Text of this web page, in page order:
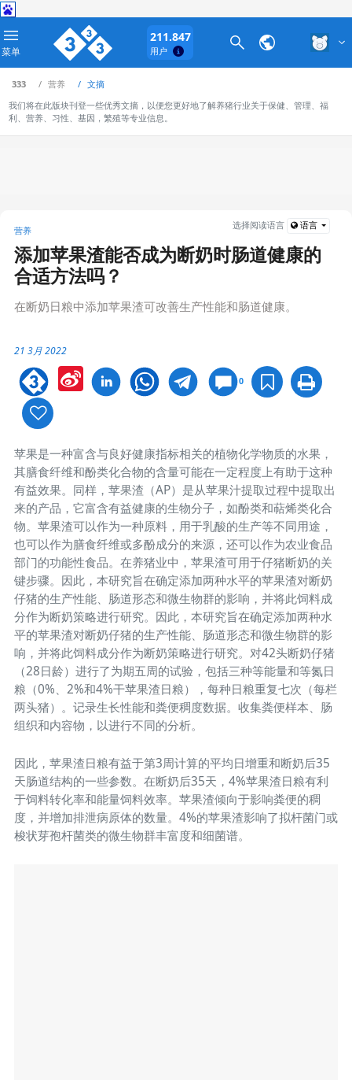
菜单
211.847
用户
333 营养
文摘
我们将在此版块刊登一些优秀文摘，以便您更好地了解养猪行业关于保健、管理、福
利、营养、习性、基因，繁殖等专业信息。
选择阅读语言 语言
营养
添加苹果渣能否成为断奶时肠道健康的
合适方法吗？
在断奶日粮中添加苹果渣可改善生产性能和肠道健康。
21 3月 2022
Sina
Weibo
0
苹果是一种富含与良好健康指标相关的植物化学物质的水果，
其膳食纤维和酚类化合物的含量可能在一定程度上有助于这种
有益效果。同样，苹果渣（AP）是从苹果汁提取过程中提取出
来的产品，它富含有益健康的生物分子，如酚类和萜烯类化合
物。苹果渣可以作为一种原料，用于乳酸的生产等不同用途，
也可以作为膳食纤维或多酚成分的来源，还可以作为农业食品
部门的功能性食品。在养猪业中，苹果渣可用于仔猪断奶的关
键步骤。因此，本研究旨在确定添加两种水平的苹果渣对断奶
仔猪的生产性能、肠道形态和微生物群的影响，并将此饲料成
分作为断奶策略进行研究。因此，本研究旨在确定添加两种水
平的苹果渣对断奶仔猪的生产性能、肠道形态和微生物群的影
响，并将此饲料成分作为断奶策略进行研究。对42头断奶仔猪
（28日龄）进行了为期五周的试验，包括三种等能量和等氮日
粮（0%、2%和4%干苹果渣日粮），每种日粮重复七次（每栏
两头猪）。记录生长性能和粪便稠度数据。收集粪便样本、肠
组织和内容物，以进行不同的分析。
因此，苹果渣日粮有益于第3周计算的平均日增重和断奶后35
天肠道结构的一些参数。在断奶后35天，4%苹果渣日粮有利
于饲料转化率和能量饲料效率。苹果渣倾向于影响粪便的稠
度，并增加排泄病原体的数量。4%的苹果渣影响了拟杆菌门或
梭状芽孢杆菌类的微生物群丰富度和细菌谱。